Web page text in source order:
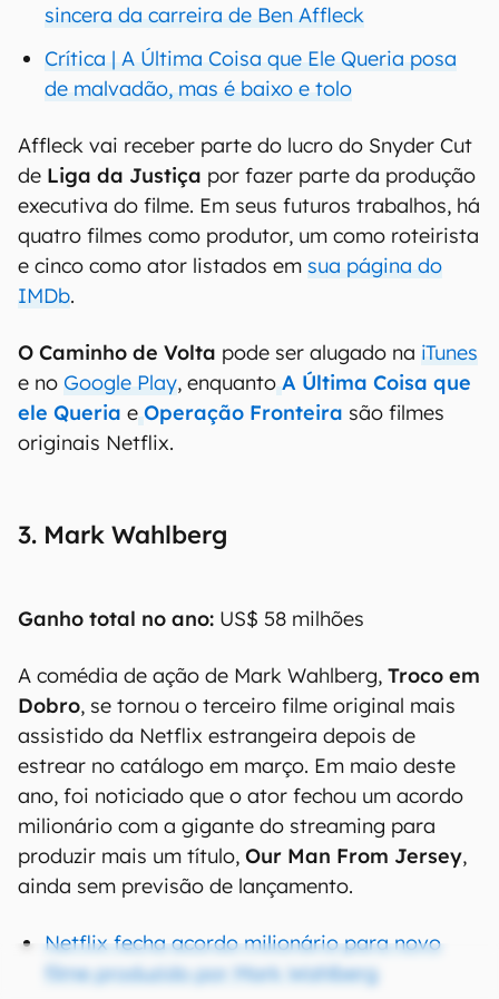
sincera da carreira de Ben Affleck
Crítica | A Última Coisa que Ele Queria posa
de malvadão, mas é baixo e tolo
Affleck vai receber parte do lucro do Snyder Cut
de Liga da Justiça por fazer parte da produção
executiva do filme. Em seus futuros trabalhos, há
quatro filmes como produtor, um como roteirista
e cinco como ator listados em sua página do
IMDb.
O Caminho de Volta pode ser alugado na iTunes
e no Google Play, enquanto A Última Coisa que
ele Queria e Operação Fronteira são filmes
originais Netflix.
3. Mark Wahlberg
Ganho total no ano: US$ 58 milhões
A comédia de ação de Mark Wahlberg, Troco em
Dobro, se tornou o terceiro filme original mais
assistido da Netflix estrangeira depois de
estrear no catálogo em março. Em maio deste
ano, foi noticiado que o ator fechou um acordo
milionário com a gigante do streaming para
produzir mais um título, Our Man From Jersey,
ainda sem previsão de lançamento.
Netflix fecha acordo milionário para novo
filme produzido por Mark Wahlberg